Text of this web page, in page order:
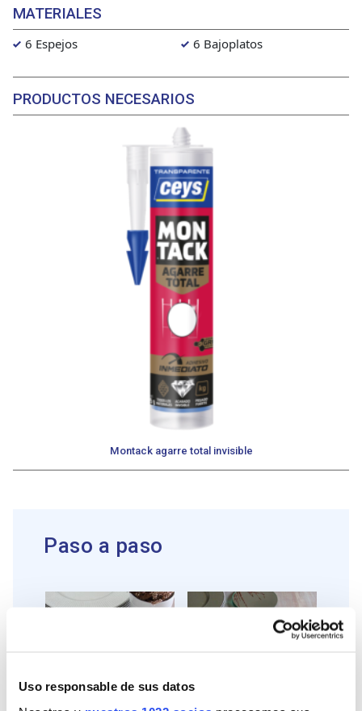
Uso responsable de sus datos
MATERIALES
6 Espejos 6 Bajoplatos
PRODUCTOS NECESARIOS
Montack agarre total invisible
Paso a paso
PASO 1 PASO 2